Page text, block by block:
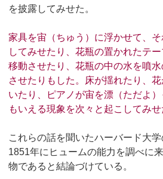
を披露してみせた。
家具を宙（ちゅう）に浮かせて、
してみせたり、花瓶の置かれたテ
移動させたり、花瓶の中の水を噴
させたりもした。床が揺れたり、
いたり、ピアノが宙を漂（ただよ
もいえる現象を次々と起こしてみせ
これらの話を聞いたハーバード大学
1851年にヒュームの能力を調べに
物であると結論づけている。